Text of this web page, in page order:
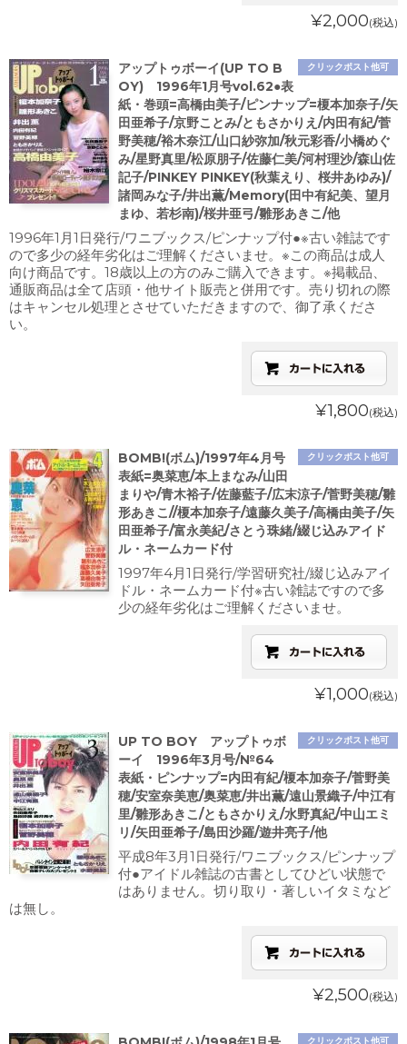
¥2,000(税込)
クリックポスト他可
アップトゥボーイ(UP TO B
OY) 1996年1月号vol.62●表
紙・巻頭=高橋由美子/ピンナップ=榎本加奈子/矢
田亜希子/京野ことみ/ともさかりえ/内田有紀/菅
野美穂/裕木奈江/山口紗弥加/秋元彩香/小橋めぐ
み/星野真里/松原朋子/佐藤仁美/河村理沙/森山佐
記子/PINKEY PINKEY(秋葉えり、桜井あゆみ)/
諸岡みな子/井出薫/Memory(田中有紀美、望月
まゆ、若杉南)/桜井亜弓/雛形あきこ/他
1996年1月1日発行/ワニブックス/ピンナップ付●※古い雑誌です
ので多少の経年劣化はご理解くださいませ。※この商品は成人
向け商品です。18歳以上の方のみご購入できます。※掲載品、
通販商品は全て店頭・他サイト販売と併用です。売り切れの際
はキャンセル処理とさせていただきますので、御了承くださ
い。
¥1,800(税込)
クリックポスト他可
BOMB!(ボム)/1997年4月号
表紙=奥菜恵/本上まなみ/山田
まりや/青木裕子/佐藤藍子/広末涼子/菅野美穂/雛
形あきこ//榎本加奈子/遠藤久美子/高橋由美子/矢
田亜希子/富永美紀/さとう珠緒/綴じ込みアイド
ル・ネームカード付
1997年4月1日発行/学習研究社/綴じ込みアイ
ドル・ネームカード付※古い雑誌ですので多
少の経年劣化はご理解くださいませ。
¥1,000(税込)
クリックポスト他可
UP TO BOY アップトゥボ
ーイ 1996年3月号/№64
表紙・ピンナップ=内田有紀/榎本加奈子/菅野美
穂/安室奈美恵/奥菜恵/井出薫/遠山景織子/中江有
里/雛形あきこ/ともさかりえ/水野真紀/中山エミ
リ/矢田亜希子/島田沙羅/遊井亮子/他
平成8年3月1日発行/ワニブックス/ピンナップ
付●アイドル雑誌の古書としてひどい状態で
はありません。切り取り・著しいイタミなど
は無し。
¥2,500(税込)
クリックポスト他可